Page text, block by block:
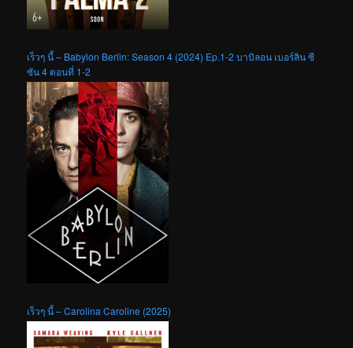
เร็วๆ นี้ – Babylon Berlin: Season 4 (2024) Ep.1-2 บาบิลอน เบอร์ลิน ซี
ซัน 4 ตอนที่ 1-2
เร็วๆ นี้ – Carolina Caroline (2025)